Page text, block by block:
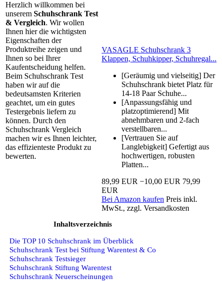
Herzlich willkommen bei
unserem Schuhschrank Test
& Vergleich. Wir wollen
Ihnen hier die wichtigsten
Eigenschaften der
Produktreihe zeigen und
Ihnen so bei Ihrer
Kaufentscheidung helfen.
Beim Schuhschrank Test
haben wir auf die
bedeutsamsten Kriterien
geachtet, um ein gutes
Testergebnis liefern zu
können. Durch den
Schuhschrank Vergleich
machen wir es Ihnen leichter,
das effizienteste Produkt zu
bewerten.
VASAGLE Schuhschrank 3
Klappen, Schuhkipper, Schuhregal...
[Geräumig und vielseitig] Der
Schuhschrank bietet Platz für
14-18 Paar Schuhe...
[Anpassungsfähig und
platzoptimierend] Mit
abnehmbaren und 2-fach
verstellbaren...
[Vertrauen Sie auf
Langlebigkeit] Gefertigt aus
hochwertigen, robusten
Platten...
89,99 EUR −10,00 EUR 79,99
EUR
Bei Amazon kaufen Preis inkl.
MwSt., zzgl. Versandkosten
Inhaltsverzeichnis
Die TOP 10 Schuhschrank im Überblick
Schuhschrank Test bei Stiftung Warentest & Co
Schuhschrank Testsieger
Schuhschrank Stiftung Warentest
Schuhschrank Neuerscheinungen